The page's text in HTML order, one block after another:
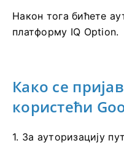
Након тога бићете
платформу IQ Option.
Како се
користећи
1. За ауторизацију